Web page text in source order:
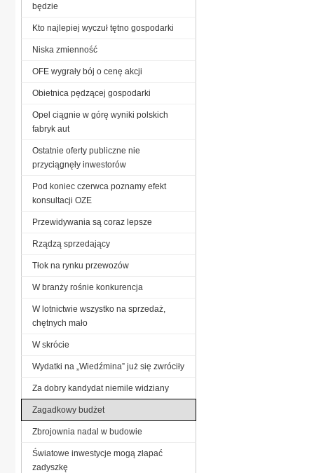
będzie
Kto najlepiej wyczuł tętno gospodarki
Niska zmienność
OFE wygrały bój o cenę akcji
Obietnica pędzącej gospodarki
Opel ciągnie w górę wyniki polskich
fabryk aut
Ostatnie oferty publiczne nie
przyciągnęły inwestorów
Pod koniec czerwca poznamy efekt
konsultacji OZE
Przewidywania są coraz lepsze
Rządzą sprzedający
Tłok na rynku przewozów
W branży rośnie konkurencja
W lotnictwie wszystko na sprzedaż,
chętnych mało
W skrócie
Wydatki na „Wiedźmina” już się zwróciły
Za dobry kandydat niemile widziany
Zagadkowy budżet
Zbrojownia nadal w budowie
Światowe inwestycje mogą złapać
zadyszkę